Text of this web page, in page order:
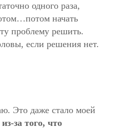
одного раза,
начать
проблему решить.
если решения нет.
Это даже стало моей
за того, что